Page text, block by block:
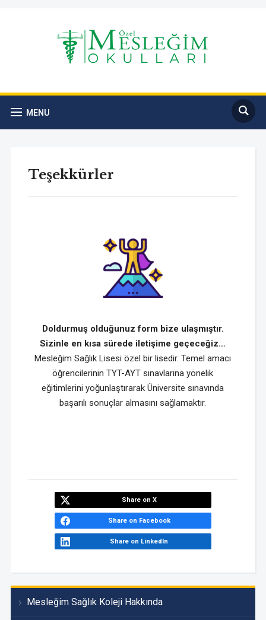
MENU
Mesleğim Sağlık Koleji Hakkında
Teşekkürler
Doldurmuş olduğunuz form bize ulaşmıştır.
Sizinle en kısa sürede iletişime geçeceğiz…
Mesleğim Sağlık Lisesi özel bir lisedir. Temel amacı
öğrencilerinin TYT-AYT sınavlarına yönelik
eğitimlerini yoğunlaştırarak Üniversite sınavında
başarılı sonuçlar almasını sağlamaktır.
Share on X
Share on Facebook
Share on LinkedIn